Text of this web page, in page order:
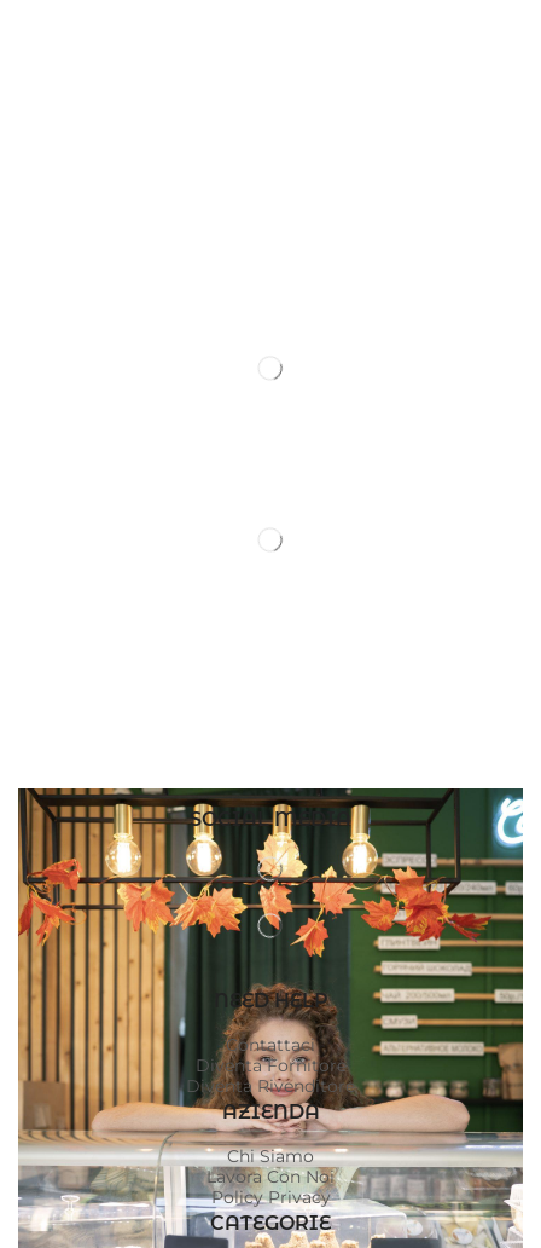
SOCIAL MEDIA
NEED HELP
Contattaci
Diventa Fornitore
Diventa Rivenditore
AZIENDA
Chi Siamo
Lavora Con Noi
Policy Privacy
CATEGORIE